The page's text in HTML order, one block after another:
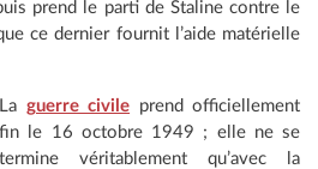
prend le parti de Staline contre le
ce dernier fournit l’aide matérielle
La guerre civile prend officiellement
fin le 16 octobre 1949 ; elle ne se
termine véritablement qu’avec la